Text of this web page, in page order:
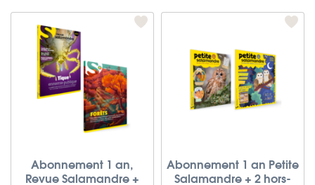
Abonnement 1 an,
Revue Salamandre +
Abonnement 1 an Petite
Salamandre + 2 hors-